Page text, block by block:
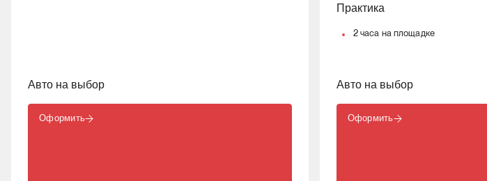
Авто на выбор
Оформить
Практика
2 часа на площадке
Авто на выбор
Оформить